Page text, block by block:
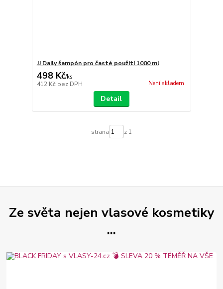
JJ Daily šampón pro časté použití 1000 ml
498 Kč/ks
412 Kč bez DPH Není skladem
Detail
strana z 1
Ze světa nejen vlasové kosmetiky
...